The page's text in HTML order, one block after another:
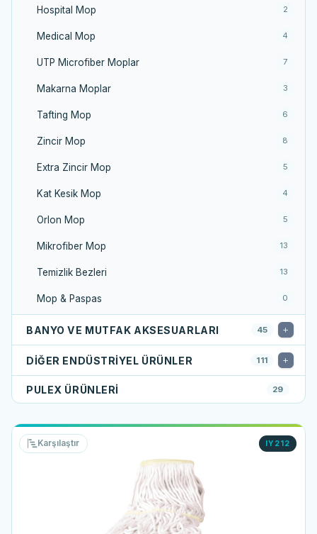
Hospital Mop 2
Medical Mop 4
UTP Microfiber Moplar 7
Makarna Moplar 3
Tafting Mop 6
Zincir Mop 8
Extra Zincir Mop 5
Kat Kesik Mop 4
Orlon Mop 5
Mikrofiber Mop 13
Temizlik Bezleri 13
Mop & Paspas 0
BANYO VE MUTFAK AKSESUARLARI 45
DIĞER ENDÜSTRIYEL ÜRÜNLER 111
PULEX ÜRÜNLERI 29
IY212
Karşılaştır